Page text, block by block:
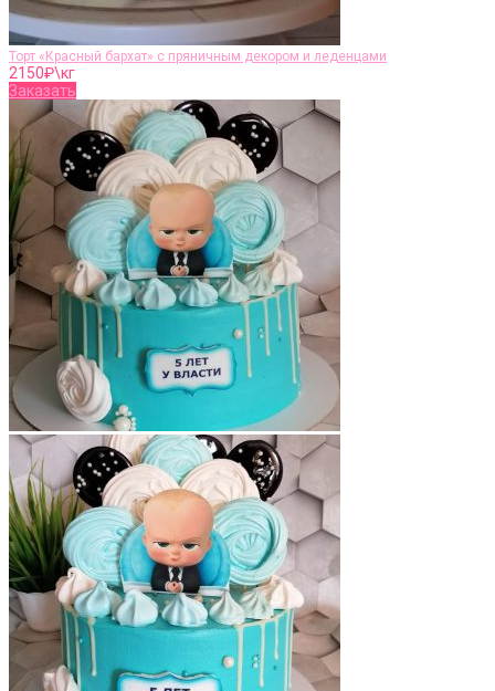
Торт «Красный бархат» с пряничным декором и леденцами
2150₽\кг
Заказать